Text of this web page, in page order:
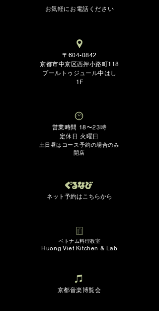
お気軽にお電話ください
〒604-0842
京都市中京区西押小路町118
プールトゥジュール中はし
1F
営業時間 18〜23時
定休日 火曜日
土日昼は コー ス予約の場合のみ
開店
ネット予約はこちらから​
ベトナム​料理教室
Huong Viet Kitchen & Lab
京都音楽博覧会